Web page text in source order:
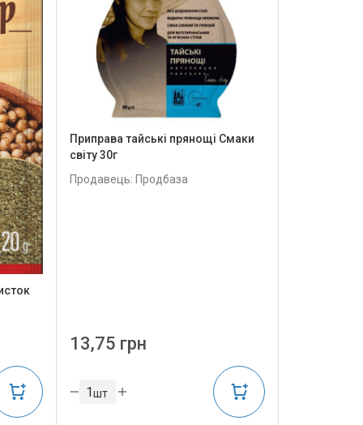
Приправа тайські прянощі Смаки
світу 30г
Продавець: Продбаза
13,75 грн
шт